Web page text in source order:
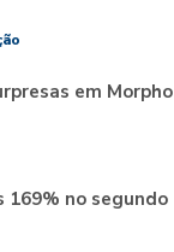
em Morpho
169% no segundo